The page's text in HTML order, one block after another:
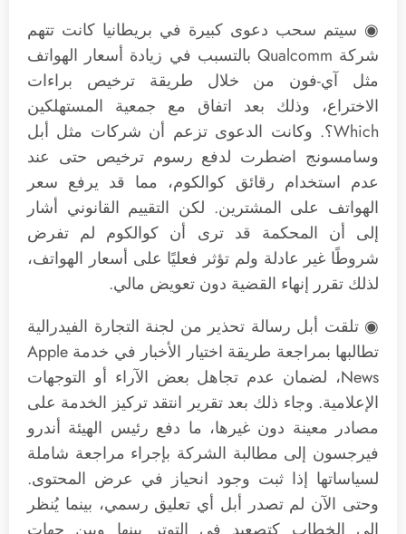
◉ سيتم سحب دعوى كبيرة في بريطانيا كانت تتهم
شركة Qualcomm بالتسبب في زيادة أسعار الهواتف
مثل آي-فون من خلال طريقة ترخيص براءات
الاختراع، وذلك بعد اتفاق مع جمعية المستهلكين
Which؟. وكانت الدعوى تزعم أن شركات مثل أبل
وسامسونج اضطرت لدفع رسوم ترخيص حتى عند
عدم استخدام رقائق كوالكوم، مما قد يرفع سعر
الهواتف على المشترين. لكن التقييم القانوني أشار
إلى أن المحكمة قد ترى أن كوالكوم لم تفرض
شروطًا غير عادلة ولم تؤثر فعليًا على أسعار الهواتف،
لذلك تقرر إنهاء القضية دون تعويض مالي.
◉ تلقت أبل رسالة تحذير من لجنة التجارة الفيدرالية
تطالبها بمراجعة طريقة اختيار الأخبار في خدمة Apple
News، لضمان عدم تجاهل بعض الآراء أو التوجهات
الإعلامية. وجاء ذلك بعد تقرير انتقد تركيز الخدمة على
مصادر معينة دون غيرها، ما دفع رئيس الهيئة أندرو
فيرجسون إلى مطالبة الشركة بإجراء مراجعة شاملة
لسياساتها إذا ثبت وجود انحياز في عرض المحتوى.
وحتى الآن لم تصدر أبل أي تعليق رسمي، بينما يُنظر